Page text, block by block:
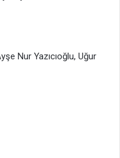
Nur Yazıcıoğlu, Uğur